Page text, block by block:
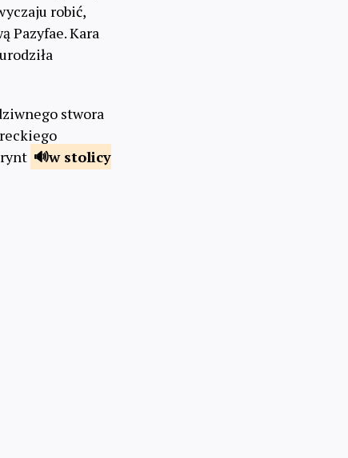
robić,
Pazyfae. Kara
stwora
w stolicy